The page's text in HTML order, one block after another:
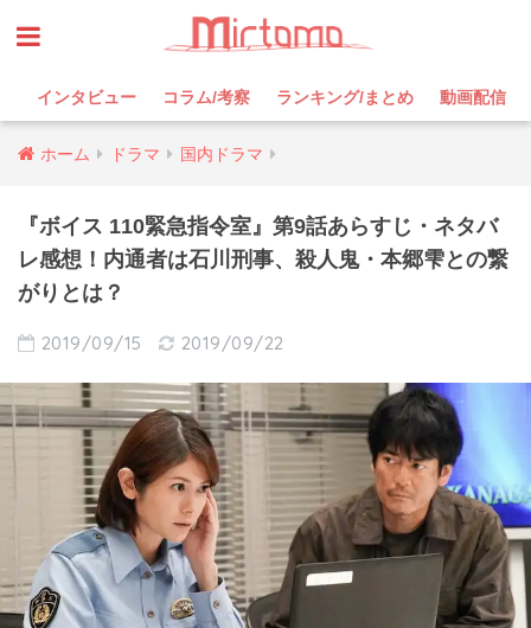
インタビュー コラム/考察 ランキング/まとめ 動画配信
ホーム ドラマ 国内ドラマ
『ボイス 110緊急指令室』第9話あらすじ・ネタバ
レ感想！内通者は石川刑事、殺人鬼・本郷雫との繋
がりとは？
2019/09/15 2019/09/22